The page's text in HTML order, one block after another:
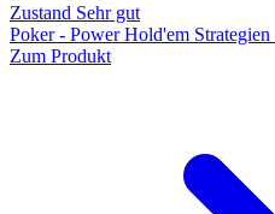
Zustand Sehr gut
Poker - Power Hold'em
Zum Produkt